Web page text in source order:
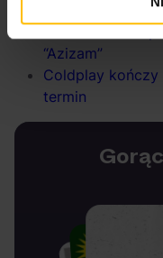
sprzed ćwierć
“Azizam”
Coldplay kończy
termin